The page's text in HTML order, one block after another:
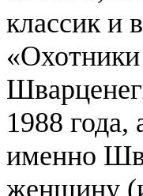
классик и
1988 года,
именно
женщину